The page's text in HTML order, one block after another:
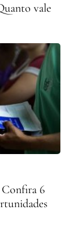
vale
6